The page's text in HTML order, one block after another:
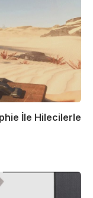
İle Hilecilerle